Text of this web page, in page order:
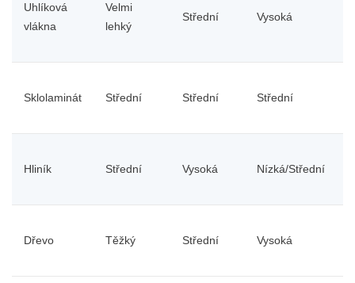
Uhlíková
vlákna
Velmi
lehký
Střední Vysoká
Sklolaminát Střední Střední Střední
Hliník Střední Vysoká Nízká/Střední
Dřevo Těžký Střední Vysoká